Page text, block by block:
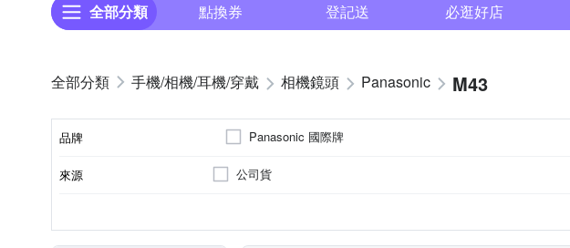
全部分類 點換券 登記送 必逛好店
手機/相機/耳機/穿戴 相機鏡頭 Panasonic M43
品牌 Panasonic 國際牌
來源 公司貨